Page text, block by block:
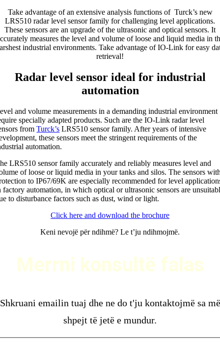
Take advantage of an extensive analysis functions of Turck’s new
LRS510 radar level sensor family for challenging level applications.
These sensors are an upgrade of the ultrasonic and optical sensors. It
measures the level and volume of loose and liquid media in
industrial environments. Take advantage of IO-Link for easy
retrieval!
Radar level sensor ideal for industrial
automation
and volume measurements in a demanding industrial environment
specially adapted products. Such are the IO-Link radar level
fromTurck’s LRS510 sensor family. After years of intensive
these sensors meet the stringent requirements of the
automation.
LRS510 sensor family accurately and reliably measures level and
of loose or liquid media in your tanks and silos. The sensors
to IP67/69K are especially recommended for level
factory automation, in which optical or ultrasonic sensors are
to disturbance factors such as dust, wind or light.
Click here and download the brochure
Keni nevojë për ndihmë? Le t’ju ndihmojmë.
Merrni konsultë falas
Shkruani emailin tuaj dhe ne do t'ju kontaktojmë sa më
shpejt të jetë e mundur.